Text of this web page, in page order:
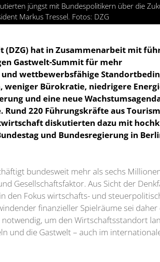
jüngst mit Bundespolitikern über die
Markus Tressel. Fotos: DZG
hat in Zusammenarbeit mit
Gastwelt-Summit für mehr
wettbewerbsfähige
weniger Bürokratie, niedrigere
und eine neue
220 Führungskräfte aus
diskutierten dazu mit
und Bundesregierung in
bundesweit mehr als sechs
Gesellschaftsfaktor. Aus Sicht der
den Fokus wirtschafts- und
finanzieller Spielräume sei
um den Wirtschaftsstandort
und die Gastwelt – auch im